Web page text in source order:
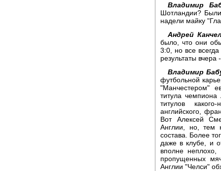
Владимир
Шотландии? Были
надели майку
Андрей
было, что они
3:0, но все
результаты
Владимир
футбольной
"Манчестером"
титула
титулов
английского,
Вот Алексей
Англии, но, тем
состава. Более
даже в клубе, и
вполне
пропущенных
Англии "Челси"